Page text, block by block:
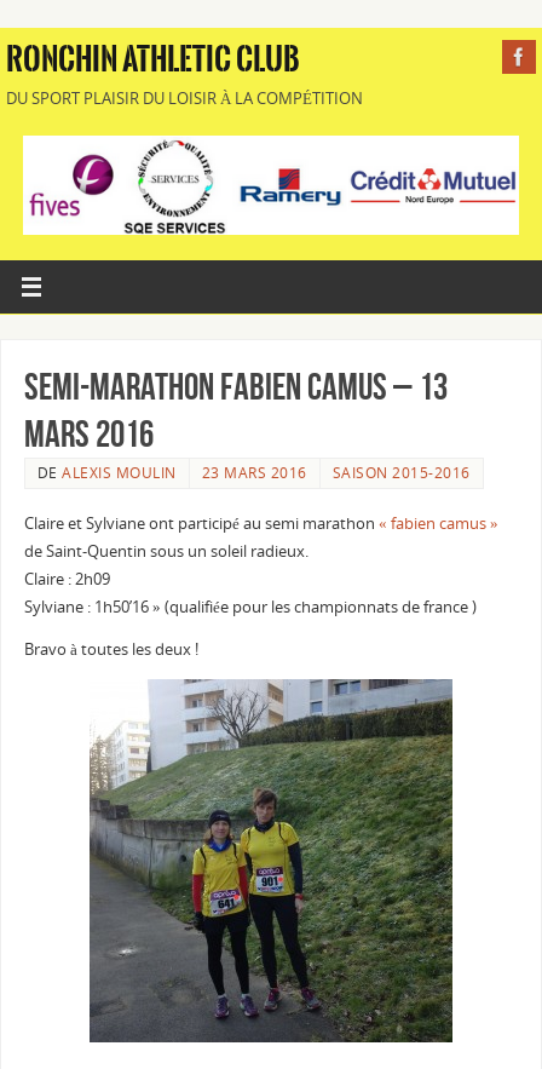
RONCHIN ATHLETIC CLUB
DU SPORT PLAISIR DU LOISIR À LA COMPÉTITION
Semi-marathon Fabien Camus – 13
mars 2016
DEALEXIS MOULIN 23 MARS 2016 SAISON 2015-2016
Claire et Sylviane ont participé au semi marathon « fabien camus »
de Saint-Quentin sous un soleil radieux.
Claire : 2h09
Sylviane : 1h50’16 » (qualifiée pour les championnats de france )
Bravo à toutes les deux !